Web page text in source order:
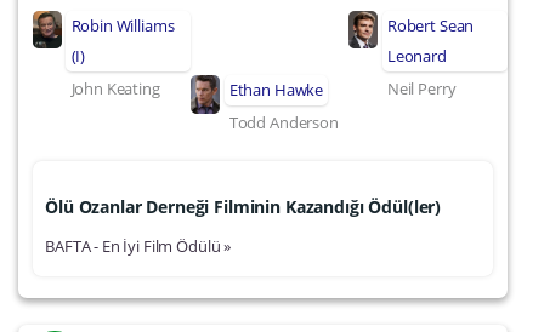
Robin Williams
(I)
John Keating
Ethan Hawke
Todd Anderson
Robert Sean
Leonard
Neil Perry
Ölü Ozanlar Derneği Filminin Kazandığı Ödül(ler)
BAFTA - En İyi Film Ödülü »